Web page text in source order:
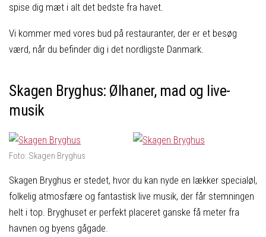
spise dig mæt i alt det bedste fra havet.
Vi kommer med vores bud på restauranter, der er et besøg
værd, når du befinder dig i det nordligste Danmark.
Skagen Bryghus: Ølhaner, mad og live-
musik
Foto: Skagen Bryghus
Skagen Bryghus er stedet, hvor du kan nyde en lækker specialøl,
folkelig atmosfære og fantastisk live musik, der får stemningen
helt i top. Bryghuset er perfekt placeret ganske få meter fra
havnen og byens gågade.